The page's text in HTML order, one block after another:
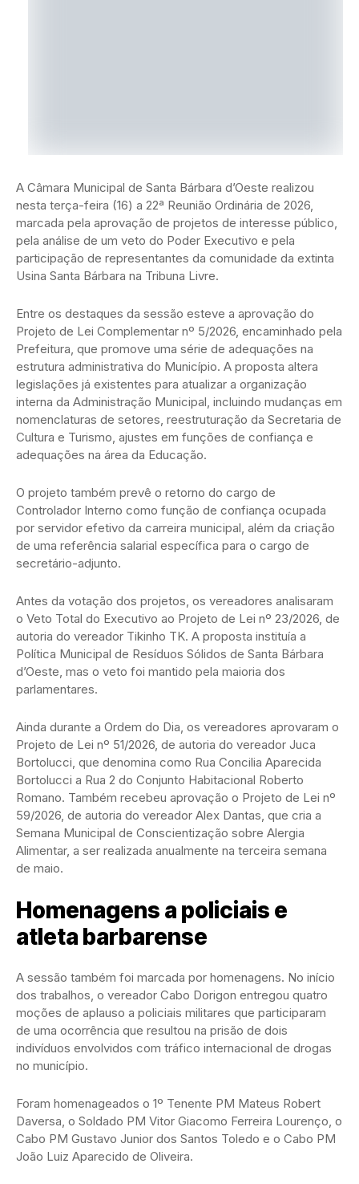
A Câmara Municipal de Santa Bárbara d’Oeste realizou
nesta terça-feira (16) a 22ª Reunião Ordinária de 2026,
marcada pela aprovação de projetos de interesse público,
pela análise de um veto do Poder Executivo e pela
participação de representantes da comunidade da extinta
Usina Santa Bárbara na Tribuna Livre.
Entre os destaques da sessão esteve a aprovação do
Projeto de Lei Complementar nº 5/2026, encaminhado pela
Prefeitura, que promove uma série de adequações na
estrutura administrativa do Município. A proposta altera
legislações já existentes para atualizar a organização
interna da Administração Municipal, incluindo mudanças em
nomenclaturas de setores, reestruturação da Secretaria de
Cultura e Turismo, ajustes em funções de confiança e
adequações na área da Educação.
O projeto também prevê o retorno do cargo de
Controlador Interno como função de confiança ocupada
por servidor efetivo da carreira municipal, além da criação
de uma referência salarial específica para o cargo de
secretário-adjunto.
Antes da votação dos projetos, os vereadores analisaram
o Veto Total do Executivo ao Projeto de Lei nº 23/2026, de
autoria do vereador Tikinho TK. A proposta instituía a
Política Municipal de Resíduos Sólidos de Santa Bárbara
d’Oeste, mas o veto foi mantido pela maioria dos
parlamentares.
Ainda durante a Ordem do Dia, os vereadores aprovaram o
Projeto de Lei nº 51/2026, de autoria do vereador Juca
Bortolucci, que denomina como Rua Concilia Aparecida
Bortolucci a Rua 2 do Conjunto Habitacional Roberto
Romano. Também recebeu aprovação o Projeto de Lei nº
59/2026, de autoria do vereador Alex Dantas, que cria a
Semana Municipal de Conscientização sobre Alergia
Alimentar, a ser realizada anualmente na terceira semana
de maio.
Homenagens a policiais e
atleta barbarense
A sessão também foi marcada por homenagens. No início
dos trabalhos, o vereador Cabo Dorigon entregou quatro
moções de aplauso a policiais militares que participaram
de uma ocorrência que resultou na prisão de dois
indivíduos envolvidos com tráfico internacional de drogas
no município.
Foram homenageados o 1º Tenente PM Mateus Robert
Daversa, o Soldado PM Vitor Giacomo Ferreira Lourenço, o
Cabo PM Gustavo Junior dos Santos Toledo e o Cabo PM
João Luiz Aparecido de Oliveira.